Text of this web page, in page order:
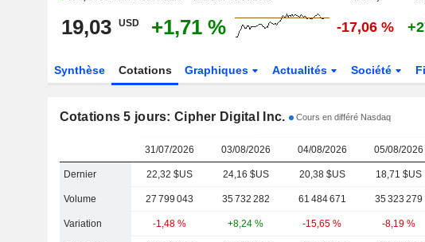
19,03 USD +1,71 % -17,06 %
Synthèse Cotations Graphiques Actualités Société
Cotations 5 jours: Cipher Digital Inc. Cours en différé Nasdaq
31/07/2026 03/08/2026 04/08/2026 05/08/2026
Dernier 22,32 $US 24,16 $US 20,38 $US 18,71 $US
Volume 27 799 043 35 732 282 61 484 671 35 323 279
Variation -1,48 % +8,24 % -15,65 % -8,19 %